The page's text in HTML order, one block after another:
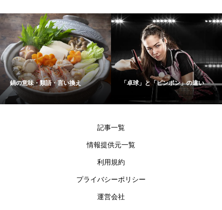
鍋の意味・類語・言い換え 「卓球」と「ピンポン」の違い
記事一覧
情報提供元一覧
利用規約
プライバシーポリシー
運営会社